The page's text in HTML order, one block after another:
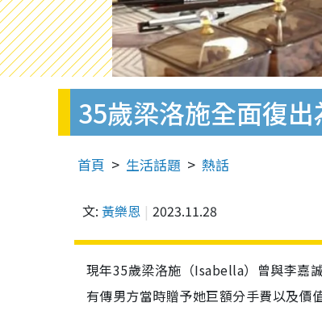
35歲梁洛施全面復
首頁 生活話題 熱話
文: 黃樂恩 2023.11.28
現年35歲梁洛施（Isabella）曾與李嘉
有傳男方當時贈予她巨額分手費以及價